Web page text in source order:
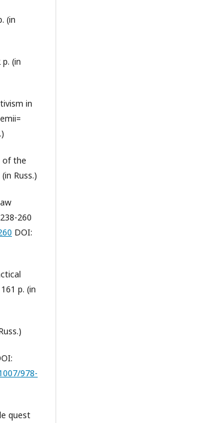
(in
(in
in
of the
Russ.)
260
DOI:
p. (in
978-
quest